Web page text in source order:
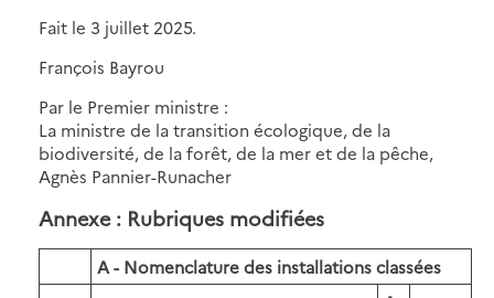
Fait le 3 juillet 2025.
François Bayrou
Par le Premier ministre :
La ministre de la transition écologique, de la
biodiversité, de la forêt, de la mer et de la pêche,
Agnès Pannier-Runacher
Annexe : Rubriques modifiées
A - Nomenclature des installations classées